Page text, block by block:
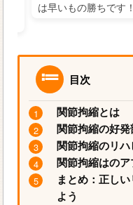
は早いもの勝ちです！
目次
関節拘縮とは
関節拘縮の好発
関節拘縮のリ
関節拘縮はの
まとめ：正し
よう